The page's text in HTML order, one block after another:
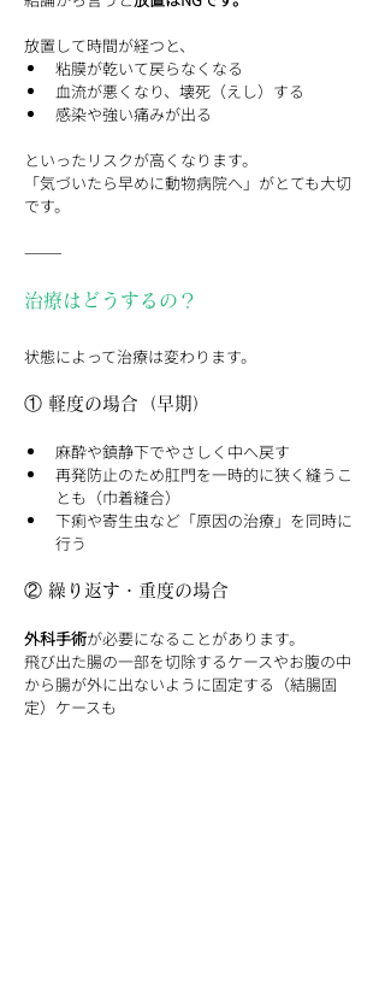
放置して時間が経つと、
粘膜が乾いて戻らなくなる
血流が悪くなり、壊死（えし）する
感染や強い痛みが出る
といったリスクが高くなります。
「気づいたら早めに動物病院へ」がとても大切
です。
⸻
治療はどうするの？
状態によって治療は変わります。
① 軽度の場合（早期）
麻酔や鎮静下でやさしく中へ戻す
再発防止のため肛門を一時的に狭く縫うこ
とも（巾着縫合）
下痢や寄生虫など「原因の治療」を同時に
行う
② 繰り返す・重度の場合
外科手術が必要になることがあります。
飛び出た腸の一部を切除するケースやお腹の中
から腸が外に出ないように固定する（結腸固
定）ケースも